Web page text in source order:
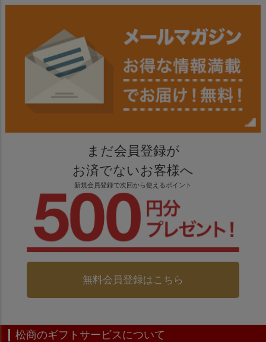
まだ会員登録が
お済でないお客様へ
新規会員登録で次回から使えるポイント
無料会員登録はこちら
松商のギフトサービスについて